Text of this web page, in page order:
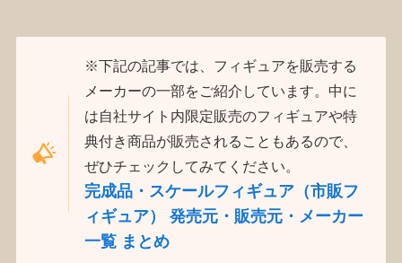
※下記の記事では、フィギュアを販売する
メーカーの一部をご紹介しています。中に
は自社サイト内限定販売のフィギュアや特
典付き商品が販売されることもあるので、
ぜひチェックしてみてください。
完成品・スケールフィギュア（市販フ
ィギュア） 発売元・販売元・メーカー
一覧 まとめ